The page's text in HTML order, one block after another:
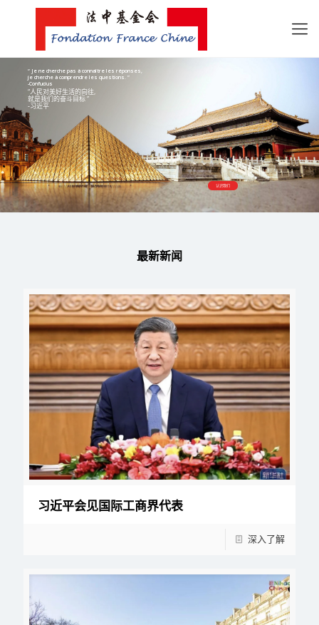
认识我们
“ Je ne cherche pas à connaître les réponses,
je cherche à comprendre les questions. ”
-Confucius
“人民对美好生活的向往,
就是我们的奋斗目标 ”
-习近平
最新新闻
习近平会见国际工商界代表
深入了解